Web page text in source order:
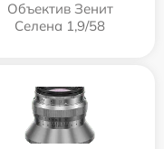
Объектив Зенит
Селена 1,9/58